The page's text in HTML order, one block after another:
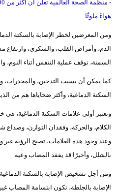
هواءً ملوثًا
ومن المعرضين لخطر الإصابة بالسكتة
الدم، وأمراض القلب، والسكري، وارتفاع
السمنة، توقف عملية التنفس أثناء النوم،
كما يمكن أن يسبب التدخين، والمخدرات،
السكتة الدماغية، وأكثر ضحاياها هم من
وتعتبر أولى علامات السكتة الدماغية،
الكلام، والحركة، وفقدان التوازن، وصداع
وعند وجود هذه العلامات، تصبح الرؤية
بالشلل، وأخيرًا قد يفقد المصاب وعيه.
ومن أجل تشخيص الإصابة بالسكتة
الإصابة بالجلطة، تكون ابتسامة المصاب